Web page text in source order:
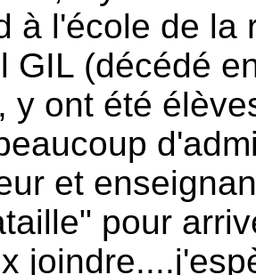
à l'école de la
GIL (décédé
y ont été
et
pour